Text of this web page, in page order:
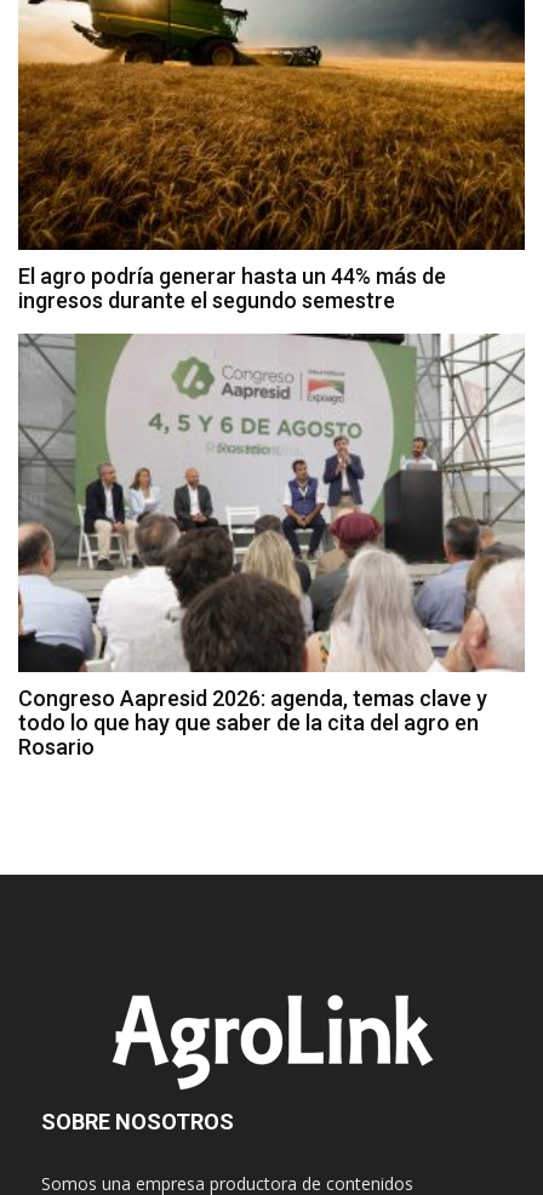
El agro podría generar hasta un 44% más de
ingresos durante el segundo semestre
Congreso Aapresid 2026: agenda, temas clave y
todo lo que hay que saber de la cita del agro en
Rosario
SOBRE NOSOTROS
Somos una empresa productora de contenidos